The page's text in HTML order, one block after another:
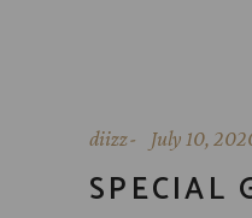
diizz July 10,
SPECIAL